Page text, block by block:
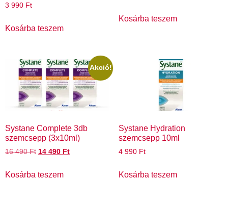
3 990 Ft
Kosárba teszem
Kosárba teszem
Akció!
Systane Complete 3db
szemcsepp (3x10ml)
16 490Ft 14 490 Ft
Kosárba teszem
Systane Hydration
szemcsepp 10ml
4 990 Ft
Kosárba teszem